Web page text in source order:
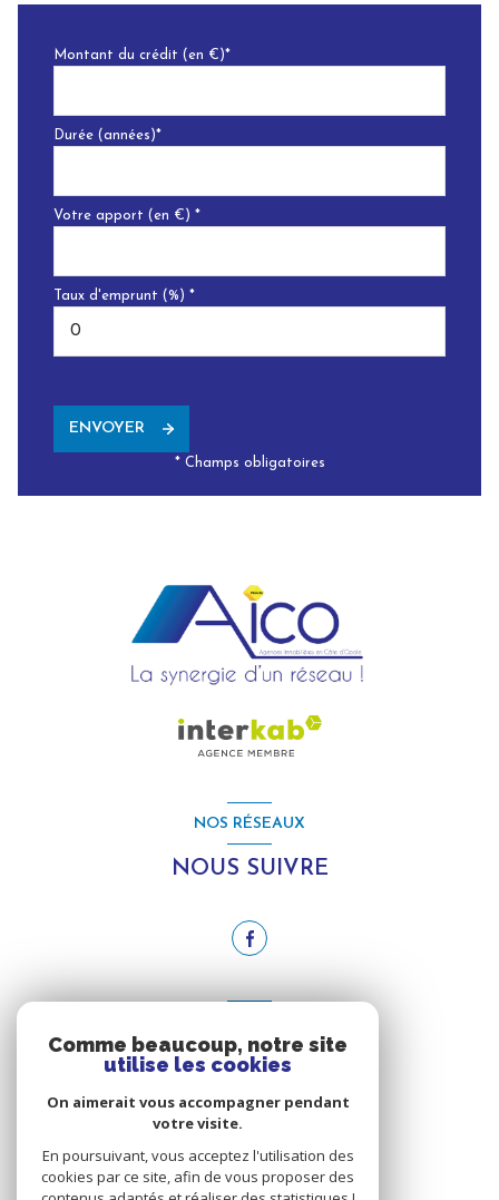
Montant du crédit (en €)*
Durée (années)*
Votre apport (en €) *
Taux d'emprunt (%) *
ENVOYER
* Champs obligatoires
NOS RÉSEAUX
NOUS SUIVRE
NOUS ADHÉRONS
Comme beaucoup, notre site
utilise les cookies
On aimerait vous accompagner pendant
votre visite.
En poursuivant, vous acceptez l'utilisation des
cookies par ce site, afin de vous proposer des